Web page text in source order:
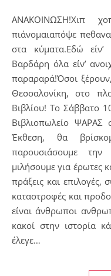
ΑΝΑΚΟΙΝΩΣΗ!Χιπ χοπ χάνομαι μεσ’ τα δίχτυα
πιάνομαιαπόψε
στα κύματα.Εδώ
Βαρδάρη όλα είν’
παραραρά!Όσοι
Θεσσαλονίκη, στο
Βιβλίου! Το Σάββατο
Βιβλιοπωλείο
Έκθεση, θα
παρουσιάσουμε
μιλήσουμε για έρωτες
πράξεις και επιλογές,
καταστροφές και
είναι άνθρωποι
κακοί στην ιστορία
έλεγε…